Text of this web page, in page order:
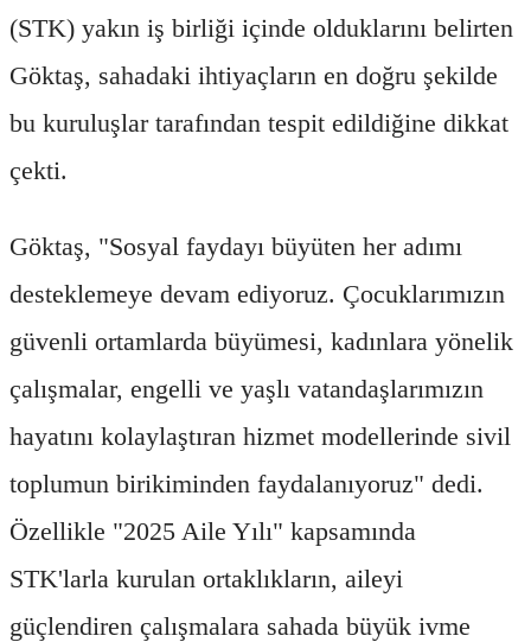
(STK) yakın iş birliği içinde olduklarını belirten
Göktaş, sahadaki ihtiyaçların en doğru şekilde
bu kuruluşlar tarafından tespit edildiğine dikkat
çekti.
Göktaş, "Sosyal faydayı büyüten her adımı
desteklemeye devam ediyoruz. Çocuklarımızın
güvenli ortamlarda büyümesi, kadınlara yönelik
çalışmalar, engelli ve yaşlı vatandaşlarımızın
hayatını kolaylaştıran hizmet modellerinde sivil
toplumun birikiminden faydalanıyoruz" dedi.
Özellikle "2025 Aile Yılı" kapsamında
STK'larla kurulan ortaklıkların, aileyi
güçlendiren çalışmalara sahada büyük ivme